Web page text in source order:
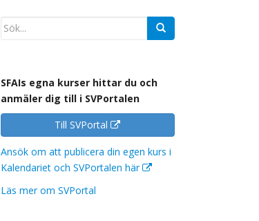
SFAIs egna kurser hittar du och
anmäler dig till i SVPortalen
Till SVPortal
Ansök om att publicera din egen kurs i
Kalendariet och SVPortalen här
Läs mer om SVPortal